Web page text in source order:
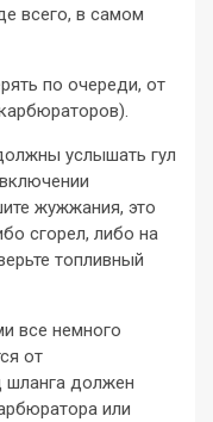
всего, в самом
по очереди, от
услышать гул
жужжания, это
сгорел, либо на
топливный
все немного
от
шланга должен
или